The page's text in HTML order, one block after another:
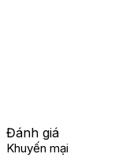
Đánh giá
Khuyến mại